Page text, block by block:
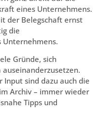
eines Unternehmens.
der Belegschaft ernst
die
Gründe, sich
sind dazu auch die
Archiv – immer wieder
Tipps und